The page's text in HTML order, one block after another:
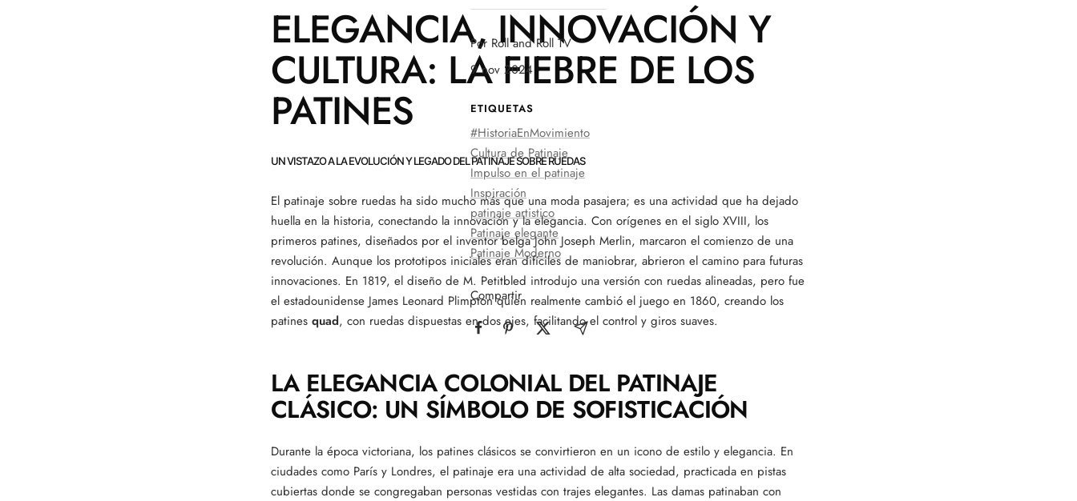
Por Roll and Roll TV
9 nov 2024
ETIQUETAS
#HistoriaEnMovimiento
Cultura de Patinaje
Impulso en el patinaje
Inspiración
patinaje artistico
Patinaje elegante
Patinaje Moderno
Compartir
ELEGANCIA, INNOVACIÓN Y
CULTURA: LA FIEBRE DE LOS
PATINES
UN VISTAZO A LA EVOLUCIÓN Y LEGADO DEL PATINAJE SOBRE RUEDAS
El patinaje sobre ruedas ha sido mucho más que una moda pasajera; es una actividad que ha dejado
huella en la historia, conectando la innovación y la elegancia. Con orígenes en el siglo XVIII, los
primeros patines, diseñados por el inventor belga John Joseph Merlin, marcaron el comienzo de una
revolución. Aunque los prototipos iniciales eran difíciles de maniobrar, abrieron el camino para futuras
innovaciones. En 1819, el diseño de M. Petitbled introdujo una versión con ruedas alineadas, pero fue
el estadounidense James Leonard Plimpton quien realmente cambió el juego en 1860, creando los
patines quad, con ruedas dispuestas en dos ejes, facilitando el control y giros suaves.
LA ELEGANCIA COLONIAL DEL PATINAJE
CLÁSICO: UN SÍMBOLO DE SOFISTICACIÓN
Durante la época victoriana, los patines clásicos se convirtieron en un icono de estilo y elegancia. En
ciudades como París y Londres, el patinaje era una actividad de alta sociedad, practicada en pistas
cubiertas donde se congregaban personas vestidas con trajes elegantes. Las damas patinaban con